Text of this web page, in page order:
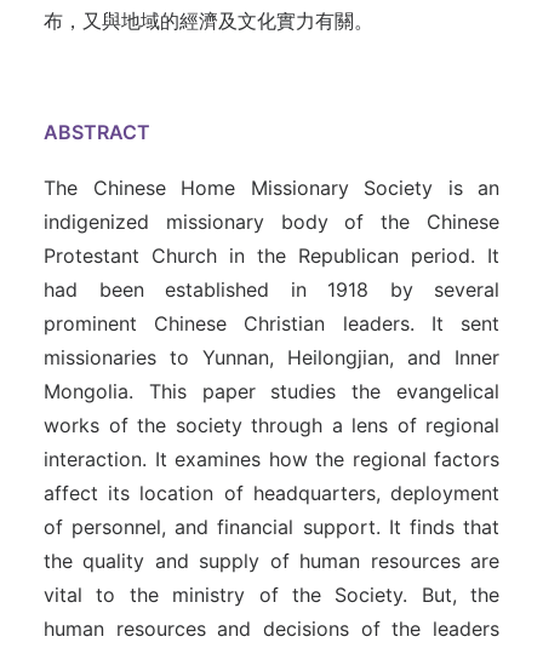
布，又與地域的經濟及文化實力有關。
ABSTRACT
The Chinese Home Missionary Society is an
indigenized missionary body of the Chinese
Protestant Church in the Republican period. It
had been established in 1918 by several
prominent Chinese Christian leaders. It sent
missionaries to Yunnan, Heilongjian, and Inner
Mongolia. This paper studies the evangelical
works of the society through a lens of regional
interaction. It examines how the regional factors
affect its location of headquarters, deployment
of personnel, and financial support. It finds that
the quality and supply of human resources are
vital to the ministry of the Society. But, the
human resources and decisions of the leaders